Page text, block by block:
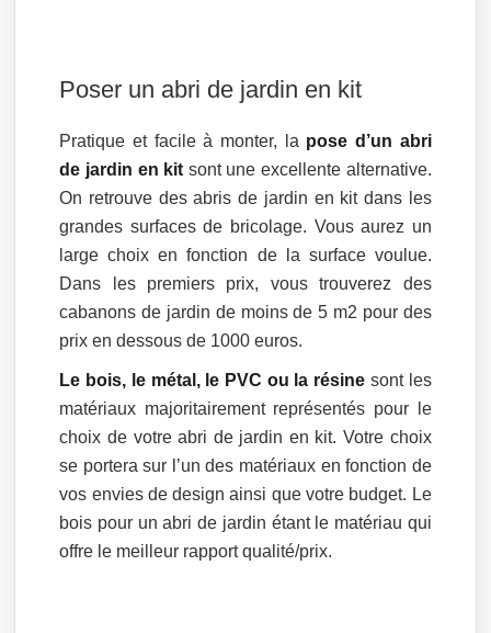
Poser un abri de jardin en kit
Pratique et facile à monter, la pose d’un abri
de jardin en kit sont une excellente alternative.
On retrouve des abris de jardin en kit dans les
grandes surfaces de bricolage. Vous aurez un
large choix en fonction de la surface voulue.
Dans les premiers prix, vous trouverez des
cabanons de jardin de moins de 5 m2 pour des
prix en dessous de 1000 euros.
Le bois, le métal, le PVC ou la résine sont les
matériaux majoritairement représentés pour le
choix de votre abri de jardin en kit. Votre choix
se portera sur l’un des matériaux en fonction de
vos envies de design ainsi que votre budget. Le
bois pour un abri de jardin étant le matériau qui
offre le meilleur rapport qualité/prix.